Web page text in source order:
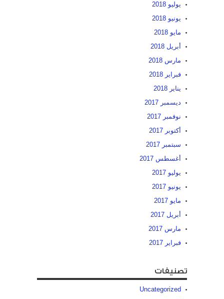
يوليو 2018
يونيو 2018
مايو 2018
أبريل 2018
مارس 2018
فبراير 2018
يناير 2018
ديسمبر 2017
نوفمبر 2017
أكتوبر 2017
سبتمبر 2017
أغسطس 2017
يوليو 2017
يونيو 2017
مايو 2017
أبريل 2017
مارس 2017
فبراير 2017
تصنيفات
Uncategorized